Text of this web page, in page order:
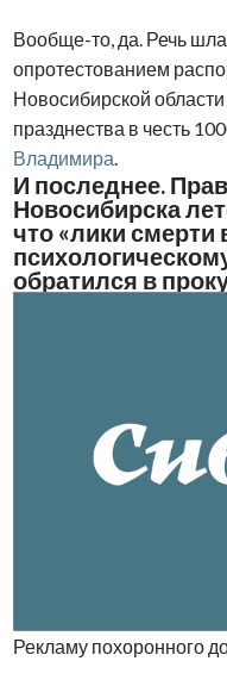
Вообще-то, да. Речь
опротестованием
Новосибирской
празднества в честь
Владимира.
И последнее.
Новосибирска
что «лики смерти
обратился в
Рекламу похоронного